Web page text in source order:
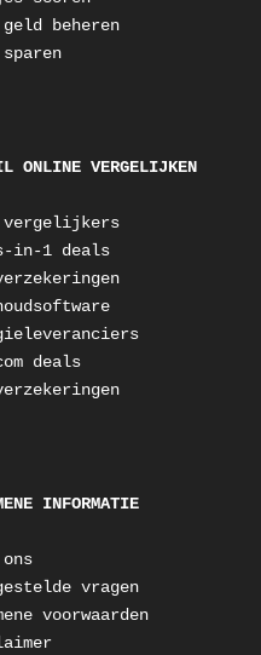
beheren
ONLINE VERGELIJKEN
in-1 deals
deals
INFORMATIE
vragen
voorwaarden